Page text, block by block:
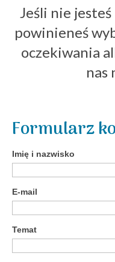
Jeśli nie
powinieneś
oczekiwania
nas
Formularz
Imię i nazwisko
E-mail
Temat